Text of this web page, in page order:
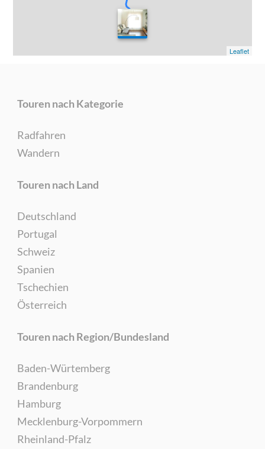
0
Leaflet
Touren nach Kategorie
Radfahren
Wandern
Touren nach Land
Deutschland
Portugal
Schweiz
Spanien
Tschechien
Österreich
Touren nach Region/Bundesland
Baden-Würtemberg
Brandenburg
Hamburg
Mecklenburg-Vorpommern
Rheinland-Pfalz